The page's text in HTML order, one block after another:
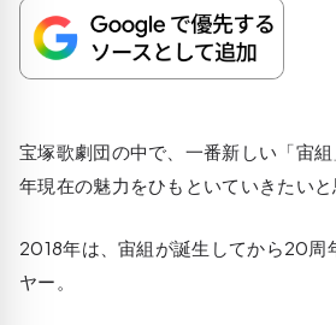
宝塚歌劇団の中で、一番新しい「宙
年現在の魅力をひもといていきたいと
2018年は、宙組が誕生してから20周
ヤー。